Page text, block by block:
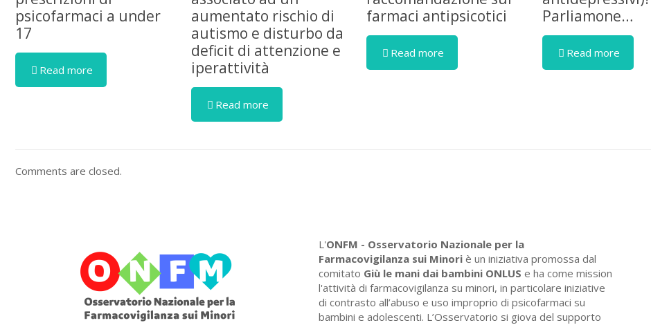
psicofarmaci a under
17
Read more
aumentato rischio di
autismo e disturbo da
deficit di attenzione e
iperattività
Read more
farmaci antipsicotici
Read more
Parliamone…
Read more
Comments are closed.
L'ONFM - Osservatorio Nazionale per la
Farmacovigilanza sui Minori è un iniziativa promossa dal
comitato Giù le mani dai bambini ONLUS e ha come mission
l'attività di farmacovigilanza su minori, in particolare iniziative
di contrasto all’abuso e uso improprio di psicofarmaci su
bambini e adolescenti. L’Osservatorio si giova del supporto